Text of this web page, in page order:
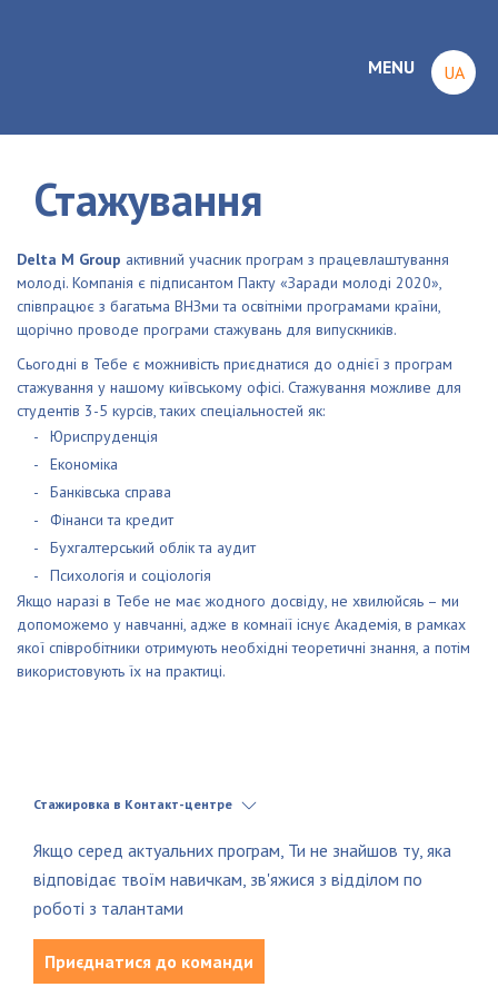
UA
MENU
Стажування
Delta M Group активний учасник програм з працевлаштування
молоді. Компанія є підписантом Пакту «Заради молоді 2020»,
співпрацює з багатьма ВНЗми та освітніми програмами країни,
щорічно проводе програми стажувань для випускників.
Сьогодні в Тебе є можнивість приєднатися до однієї з програм
стажування у нашому київському офісі. Стажування можливе для
студентів 3-5 курсів, таких спеціальностей як:
Юриспруденція
Економіка
Банківська справа
Фінанси та кредит
Бухгалтерський облік та аудит
Психологія и соціологія
Якщо наразі в Тебе не має жодного досвіду, не хвилюйсяь – ми
допоможемо у навчанні, адже в комнаії існує Академія, в рамках
якої співробітники отримують необхідні теоретичні знання, а потім
використовують їх на практиці.
Стажировка в Контакт-центре
Что предстоит делать:
Исходящие звонки по существующей клиентской базе
Информирование клиента о сроках погашения
обязательств по кредиту на основании кредитного
договора
Якщо серед актуальних програм, Ти не знайшов ту, яка
відповідає твоїм навичкам, зв'яжися з відділом по
роботі з талантами
Приєднатися до команди